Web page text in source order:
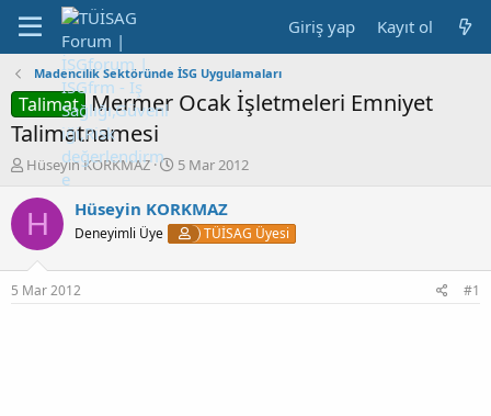
Giriş yap Kayıt ol
Madencilik Sektöründe İSG Uygulamaları
Talimat Mermer Ocak İşletmeleri Emniyet
Talimatnamesi
K
n
b
u
u
b
Hüseyin KORKMAZ
B
ş
l
a
5 Mar 2012
H Hüseyin KORKMAZ
Deneyimli Üye TÜİSAG Üyesi
5 Mar 2012 #1